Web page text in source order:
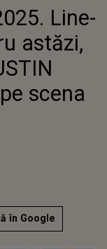
ASTĂZI, 17
TIMBERLAKE
PRINCIPALĂ
Line-
astăzi,
scena
în Google